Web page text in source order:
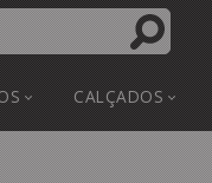
CALÇADOS